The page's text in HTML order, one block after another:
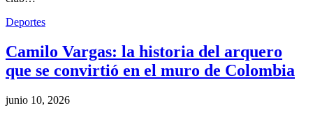
Deportes
Camilo Vargas: la historia del arquero
que se convirtió en el muro de Colombia
junio 10, 2026